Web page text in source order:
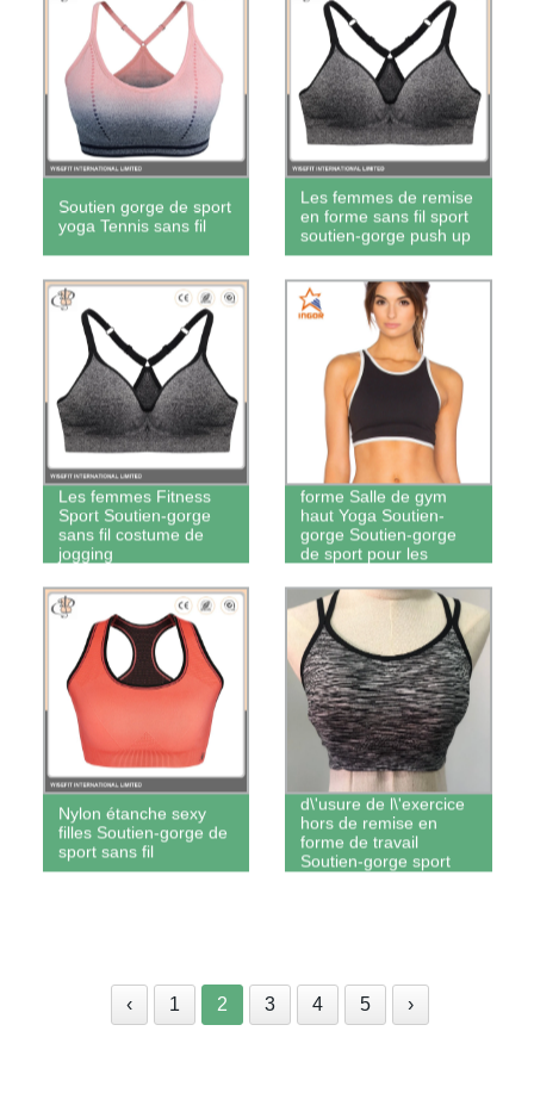
Soutien gorge de sport
yoga Tennis sans fil
Les femmes de remise
en forme sans fil sport
soutien-gorge push up
Les femmes Fitness
Sport Soutien-gorge
sans fil costume de
jogging
Nouveau Style de
mode de remise en
forme Salle de gym
haut Yoga Soutien-
gorge Soutien-gorge
de sport pour les
de sport
Nylon étanche sexy
filles Soutien-gorge de
sport sans fil
Les femmes Yoga
Soutien-gorge de sport
d\'usure de l\'exercice
hors de remise en
forme de travail
Soutien-gorge sport
‹ 1 2 3 4 5 ›